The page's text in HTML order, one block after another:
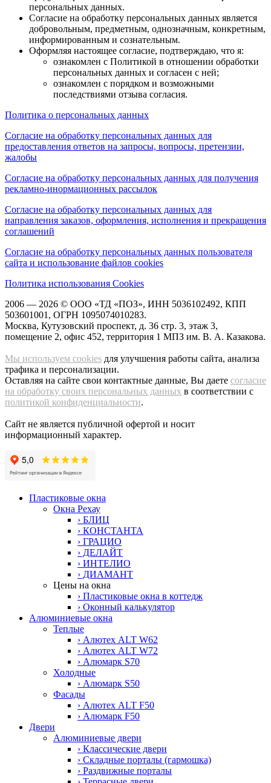
персональных данных.
Согласие на обработку персональных данных является
добровольным, предметным, однозначным, конкретным,
информированным и сознательным.
Оформляя настоящее согласие, подтверждаю, что я:
ознакомлен с Политикой в отношении обработки
персональных данных и согласен с ней;
ознакомлен с порядком и возможными
последствиями отзыва согласия.
Политика о персональных данных
Согласие на обработку персональных данных для
предоставления ответов на запросы, вопросы, претензии,
жалобы
Согласие на обработку персональных данных для получения
рекламно-инормационных рассылок
Согласие на обработку персональных данных для
направления заказов, оформления, исполнения и прекращения
соглашений
Согласие на обработку персональных данных пользователя
сайта и использование файлов cookies
Политика использования Cookies
2006 — 2026 © ООО «ТД «ПОЗ», ИНН 5036102492, КПП
503601001, ОГРН 1095074010283.
Москва, Кутузовский проспект, д. 36 стр. 3, этаж 3,
помещение 2, офис 452, территория 1 МПЗ им. В. А. Казакова.
Мы используем cookies для улучшения работы сайта, анализа
трафика и персонализации.
Оставляя на сайте свои контактные данные, Вы даете согласие
на обработку своих персональных данных в соответствии с
политикой конфиденциальности.
Сайт не является публичной офертой и носит
информационный характер.
Пластиковые окна
Окна Рехау
› БЛИЦ
› КОНСТАНТА
› ГРАЦИО
› ДЕЛАЙТ
› ИНТЕЛИО
› ДИАМАНТ
Цены на окна
› Пластиковые окна в коттедж
› Оконный калькулятор
Алюминиевые окна
Теплые
› Алютех ALT W62
› Алютех ALT W72
› Алюмарк S70
Холодные
› Алюмарк S50
Фасады
› Алютех ALT F50
› Алюмарк F50
Двери
Алюминиевые двери
› Классические двери
› Складные порталы (гармошка)
› Раздвижные порталы